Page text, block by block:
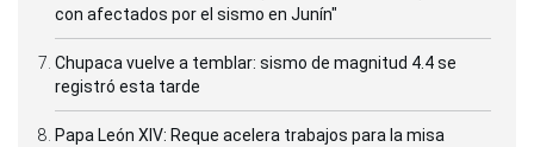
con afectados por el sismo en Junín"
Chupaca vuelve a temblar: sismo de magnitud 4.4 se
registró esta tarde
Papa León XIV: Reque acelera trabajos para la misa